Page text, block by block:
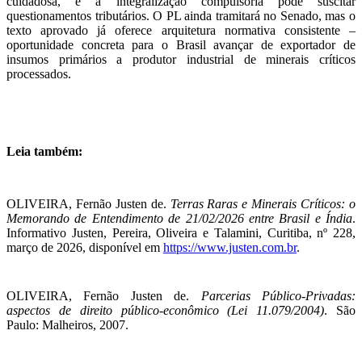
questionamentos tributários. O PL ainda tramitará no Senado, mas o
texto aprovado já oferece arquitetura normativa consistente –
oportunidade concreta para o Brasil avançar de exportador de
insumos primários a produtor industrial de minerais críticos
processados.
Leia também:
OLIVEIRA, Fernão Justen de. Terras Raras e Minerais Críticos: o
Memorando de Entendimento de 21/02/2026 entre Brasil e Índia.
Informativo Justen, Pereira, Oliveira e Talamini, Curitiba, nº 228,
março de 2026, disponível em https://www.justen.com.br.
OLIVEIRA, Fernão Justen de. Parcerias Público-Privadas:
aspectos de direito público-econômico (Lei 11.079/2004). São
Paulo: Malheiros, 2007.